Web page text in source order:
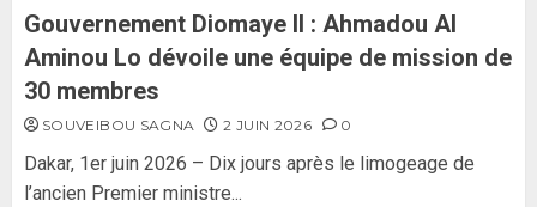
3
Gouvernement Diomaye II : Ahmadou Al
Aminou Lo dévoile une équipe de mission de
30 membres
SOUVEIBOU SAGNA 2 JUIN 2026 0
Dakar, 1er juin 2026 – Dix jours après le limogeage de
l’ancien Premier ministre...